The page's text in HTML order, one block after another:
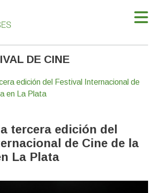
DE CINE
tercera edición del
de Cine de la
La Plata